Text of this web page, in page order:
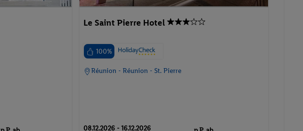
Le Saint Pierre Hotel
100%
Réunion - Réunion - St. Pierre
08.12.2026 - 16.12.2026